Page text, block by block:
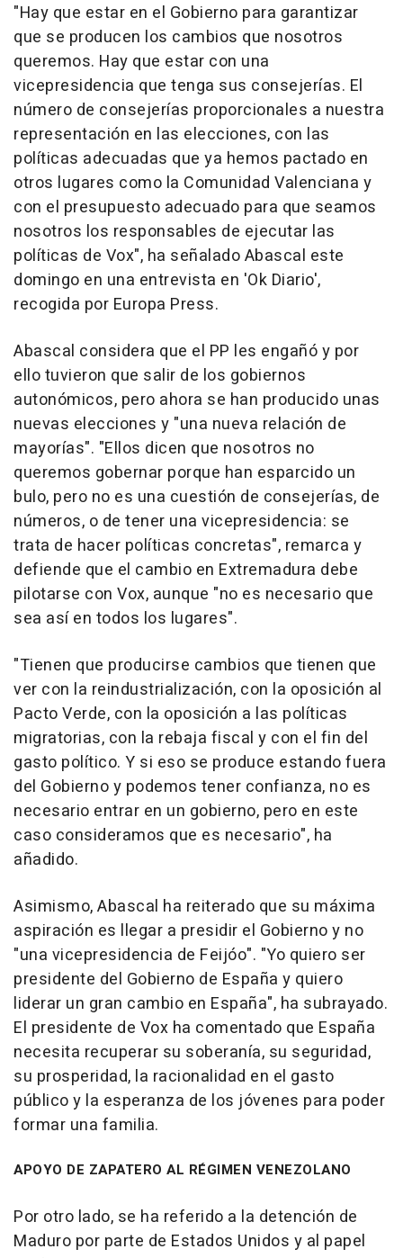
"Hay que estar en el Gobierno para garantizar
que se producen los cambios que nosotros
queremos. Hay que estar con una
vicepresidencia que tenga sus consejerías. El
número de consejerías proporcionales a nuestra
representación en las elecciones, con las
políticas adecuadas que ya hemos pactado en
otros lugares como la Comunidad Valenciana y
con el presupuesto adecuado para que seamos
nosotros los responsables de ejecutar las
políticas de Vox", ha señalado Abascal este
domingo en una entrevista en 'Ok Diario',
recogida por Europa Press.
Abascal considera que el PP les engañó y por
ello tuvieron que salir de los gobiernos
autonómicos, pero ahora se han producido unas
nuevas elecciones y "una nueva relación de
mayorías". "Ellos dicen que nosotros no
queremos gobernar porque han esparcido un
bulo, pero no es una cuestión de consejerías, de
números, o de tener una vicepresidencia: se
trata de hacer políticas concretas", remarca y
defiende que el cambio en Extremadura debe
pilotarse con Vox, aunque "no es necesario que
sea así en todos los lugares".
"Tienen que producirse cambios que tienen que
ver con la reindustrialización, con la oposición al
Pacto Verde, con la oposición a las políticas
migratorias, con la rebaja fiscal y con el fin del
gasto político. Y si eso se produce estando fuera
del Gobierno y podemos tener confianza, no es
necesario entrar en un gobierno, pero en este
caso consideramos que es necesario", ha
añadido.
Asimismo, Abascal ha reiterado que su máxima
aspiración es llegar a presidir el Gobierno y no
"una vicepresidencia de Feijóo". "Yo quiero ser
presidente del Gobierno de España y quiero
liderar un gran cambio en España", ha subrayado.
El presidente de Vox ha comentado que España
necesita recuperar su soberanía, su seguridad,
su prosperidad, la racionalidad en el gasto
público y la esperanza de los jóvenes para poder
formar una familia.
APOYO DE ZAPATERO AL RÉGIMEN VENEZOLANO
Por otro lado, se ha referido a la detención de
Maduro por parte de Estados Unidos y al papel